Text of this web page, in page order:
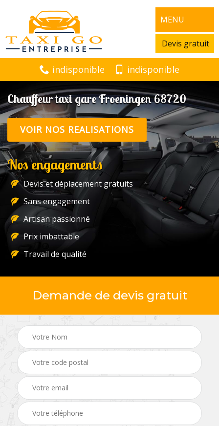
MENU
Devis gratuit
indisponible indisponible
Chauffeur taxi gare Froeningen 68720
VOIR NOS REALISATIONS
Nos engagements
Devis et déplacement gratuits
Sans engagement
Artisan passionné
Prix imbattable
Travail de qualité
Demande de devis gratuit